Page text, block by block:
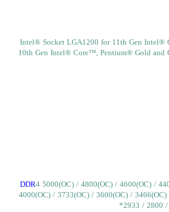
Intel® Socket LGA1200 for 11th Gen Intel®
10th Gen Intel® Core™, Pentium® Gold and
DDR4 5000(OC) / 4800(OC) / 4600(OC) /
4000(OC) / 3733(OC) / 3600(OC) /
2933 / 2800 /